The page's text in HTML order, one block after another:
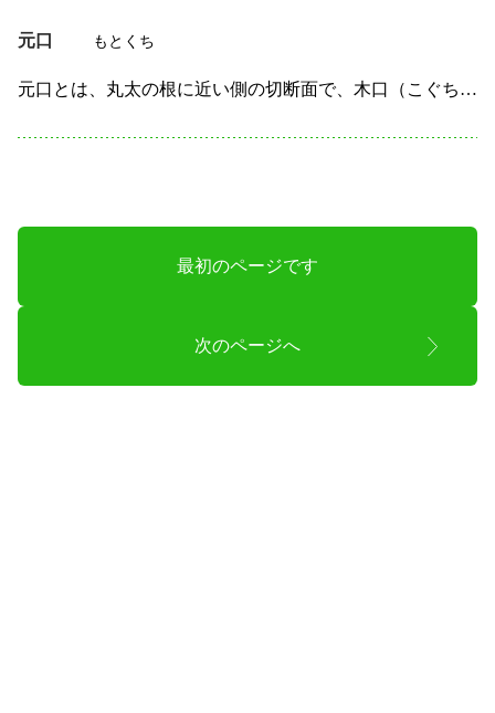
元口 もとくち
元口とは、丸太の根に近い側の切断面で、木口（こぐち）の一種を指します。 その反対に、丸太の先端にあたる細い側の切断面は**末口（すえくち）**と呼ばれます。 元口は丸太の大きさを表す際や、売買の際…
最初のページです
次のページへ